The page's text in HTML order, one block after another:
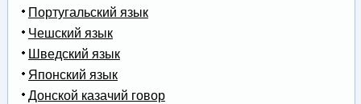
Португальский язык
Чешский язык
Шведский язык
Японский язык
Донской казачий говор